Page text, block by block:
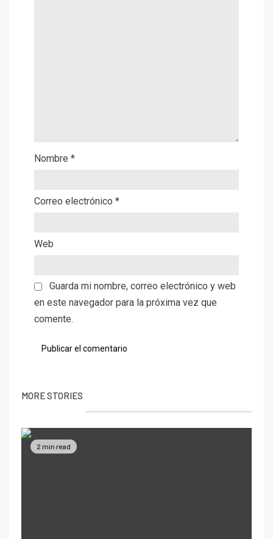
Nombre *
Correo electrónico *
Web
Guarda mi nombre, correo electrónico y web
en este navegador para la próxima vez que
comente.
MORE STORIES
2 min read